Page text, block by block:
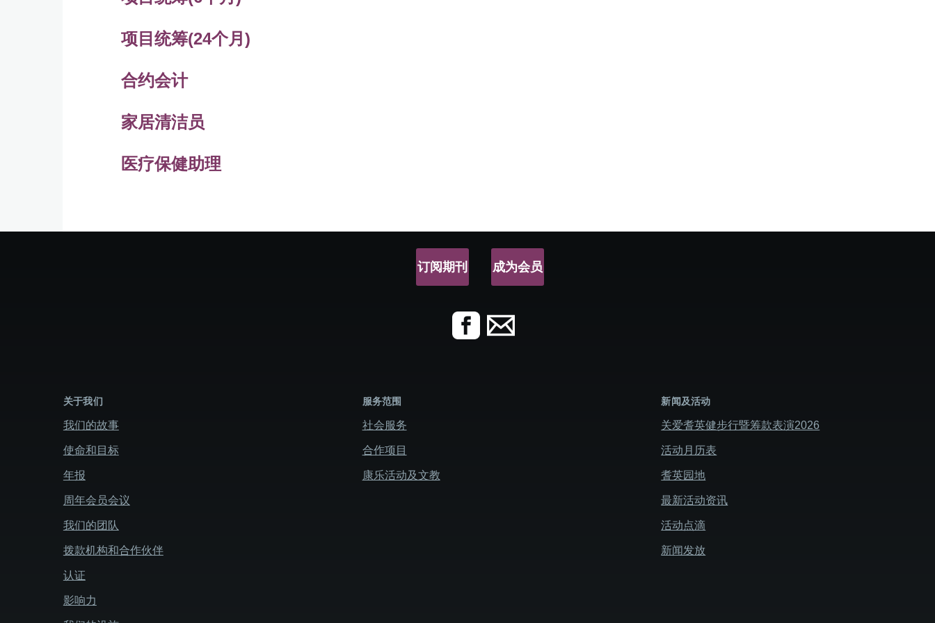
项目统筹(24个月)
合约会计
家居清洁员
医疗保健助理
订阅期刊 成为会员
关于我们
我们的故事
使命和目标
年报
周年会员会议
我们的团队
拨款机构和合作伙伴
认证
影响力
服务范围
社会服务
合作项目
康乐活动及文教
新闻及活动
关爱耆英健步行暨筹款表演2026
活动月历表
耆英园地
最新活动资讯
活动点滴
新闻发放